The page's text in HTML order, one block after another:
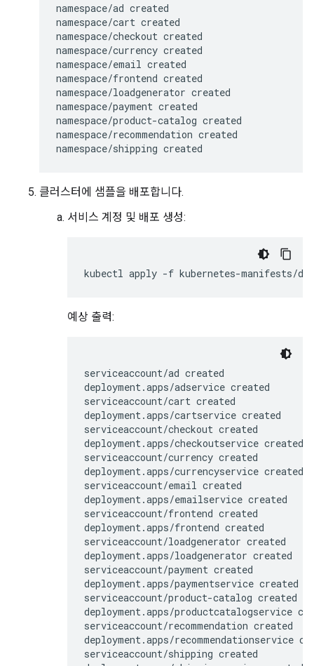
namespace/ad created
namespace/cart created
namespace/checkout created
namespace/currency created
namespace/email created
namespace/frontend created
namespace/loadgenerator created
namespace/payment created
namespace/product-catalog created
namespace/recommendation created
클러스터에 샘플을 배포합니다.
서비스 계정 및 배포 생성:
예상 출력:
serviceaccount/ad created
deployment.apps/adservice created
serviceaccount/cart created
deployment.apps/cartservice created
serviceaccount/checkout created
deployment.apps/checkoutservice created
serviceaccount/currency created
deployment.apps/currencyservice created
serviceaccount/email created
deployment.apps/emailservice created
serviceaccount/frontend created
deployment.apps/frontend created
serviceaccount/loadgenerator created
deployment.apps/loadgenerator created
serviceaccount/payment created
deployment.apps/paymentservice created
serviceaccount/product-catalog created
deployment.apps/productcatalogservice
serviceaccount/recommendation created
deployment.apps/recommendationservice
serviceaccount/shipping created